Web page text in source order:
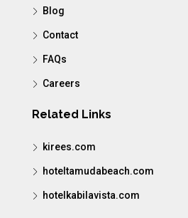
Blog
Contact
FAQs
Careers
Related Links
kirees.com
hoteltamudabeach.com
hotelkabilavista.com